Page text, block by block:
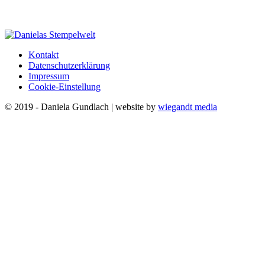
Kontakt
Datenschutzerklärung
Impressum
Cookie-Einstellung
© 2019 - Daniela Gundlach | website by wiegandt media